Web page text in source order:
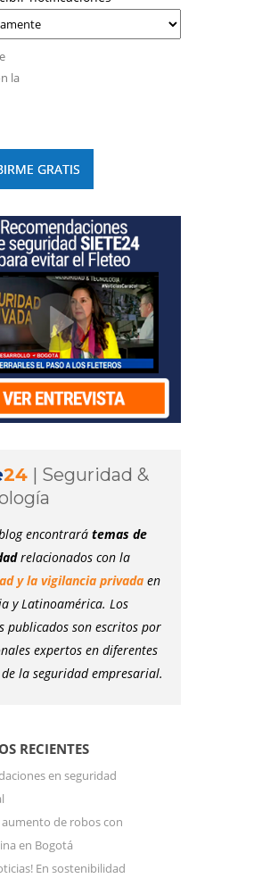
la
24 | Seguridad &
encontrará temas de
relacionados con la
y la vigilancia privada en
y Latinoamérica. Los
publicados son escritos por
expertos en diferentes
la seguridad empresarial.
RECIENTES
en seguridad
de robos con
en Bogotá
En sostenibilidad